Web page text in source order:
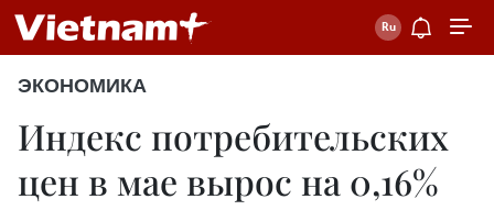
ЭКОНОМИКА
Индекс потребительских
цен в мае вырос на 0,16%